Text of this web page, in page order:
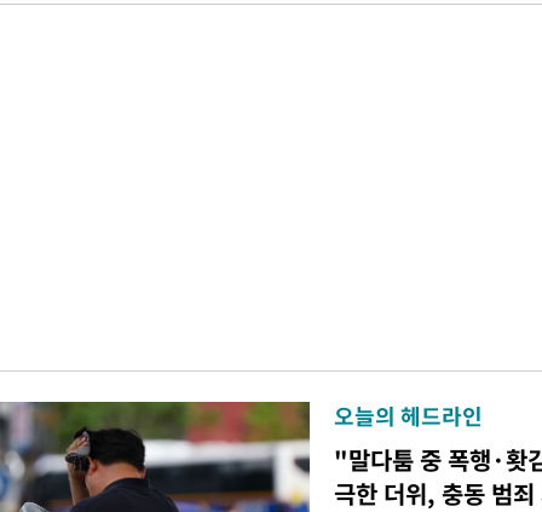
오늘의 헤드라인
"말다툼 중 폭행·홧
극한 더위, 충동 범